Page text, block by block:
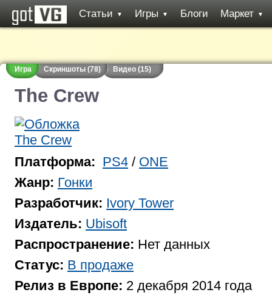
Статьи ▼ Игры ▼ Блоги Маркет ▼
Игра Скриншоты (78) Видео (15)
The Crew
Платформа: PS4 / ONE
Жанр: Гонки
Разработчик: Ivory Tower
Издатель: Ubisoft
Распространение: Нет данных
Статус: В продаже
Релиз в Европе: 2 декабря 2014 года